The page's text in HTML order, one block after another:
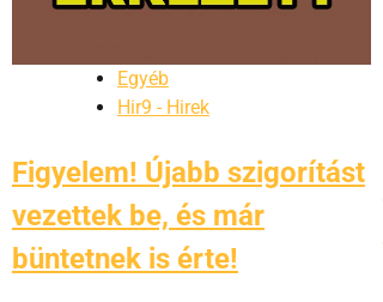
Egyéb
Hir9 - Hirek
Figyelem! Újabb szigorítást
vezettek be, és már
büntetnek is érte!